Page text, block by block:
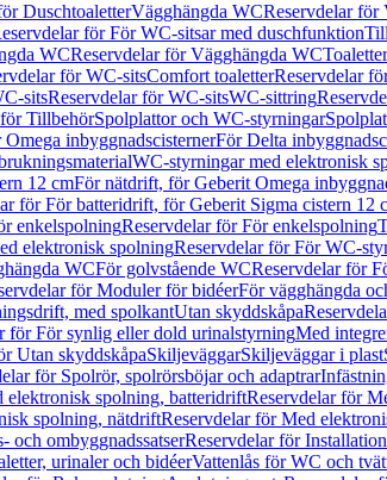
DuschtoaletterVägghängda WCReservdelar för
för För WC-sitsar med duschfunktion
WCReservdelar för Vägghängda WCToaletter
för WC-sitsComfort toaletterReservdelar
sitsReservdelar för WC-sitsWC-sittring
TillbehörSpolplattor och WC-styrningar
inbyggnadscisternerFör Delta
WC-styrningar med elektronisk
12 cmFör nätdrift, för Geberit Omega
för För batteridrift, för Geberit Sigma cistern 12
enkelspolningReservdelar för För enkelspolning
elektronisk spolningReservdelar för För WC-
WCFör golvstående WCReservdelar för
för Moduler för bidéerFör vägghängda
med spolkantUtan skyddskåpa
för För synlig eller dold urinalstyrningMed
Utan skyddskåpaSkiljeväggarSkiljeväggar i plast
för Spolrör, spolrörsböjar och adaptrar
elektronisk spolning, batteridriftReservdelar för
spolning, nätdriftReservdelar för Med
och ombyggnadssatserReservdelar för
urinaler och bidéerVattenlås för WC och